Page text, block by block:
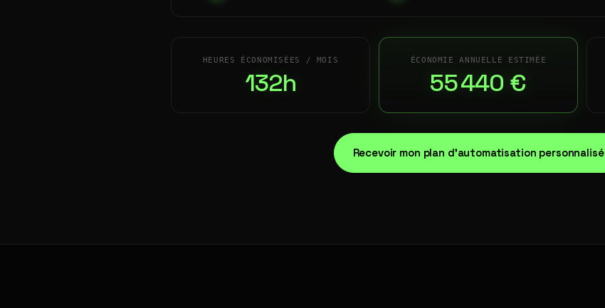
HEURES ÉCONOMISÉES / MOIS
132h
ÉCONOMIE ANNUELLE ESTIMÉE
55 440 €
Recevoir mon plan d'automatisation personnalisé